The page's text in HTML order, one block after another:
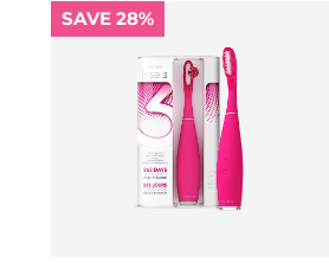
SAVE 28%